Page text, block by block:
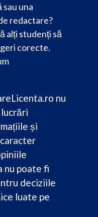
una
redactare?
alți studenți să
corecte.
nu
și
nu poate fi
deciziile
luate pe